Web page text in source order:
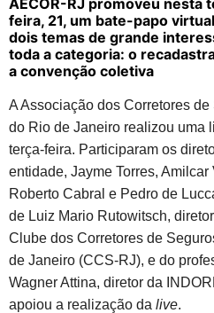
feira, 21, um bate-papo
dois temas de grande
toda a categoria: o
a convenção coletiva
A Associação dos Corretores de
do Rio de Janeiro realizou uma
terça-feira. Participaram os
entidade, Jayme Torres, Amilcar
Roberto Cabral e Pedro de
de Luiz Mario Rutowitsch,
Clube dos Corretores de
de Janeiro (CCS-RJ), e do
Wagner Attina, diretor da
apoiou a realização da live.